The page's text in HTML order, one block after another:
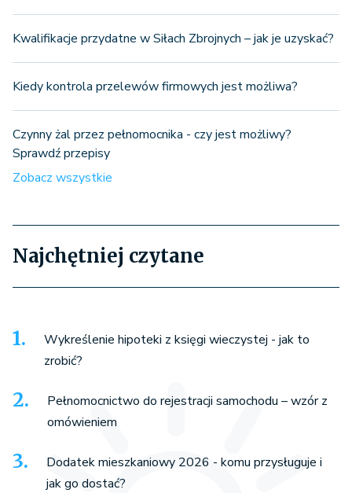
Kwalifikacje przydatne w Siłach Zbrojnych – jak je uzyskać?
Kiedy kontrola przelewów firmowych jest możliwa?
Czynny żal przez pełnomocnika - czy jest możliwy?
Sprawdź przepisy
Zobacz wszystkie
Najchętniej czytane
Wykreślenie hipoteki z księgi wieczystej - jak to
zrobić?
Pełnomocnictwo do rejestracji samochodu – wzór z
omówieniem
Dodatek mieszkaniowy 2026 - komu przysługuje i
jak go dostać?